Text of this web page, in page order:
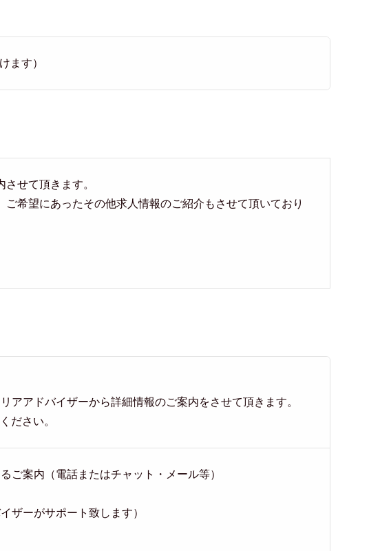
ます）
せて頂きます。
希望にあったその他求人情報のご紹介もさせて頂いており
アアドバイザーから詳細情報のご案内をさせて頂きます。
ださい。
ご案内（電話またはチャット・メール等）
ザーがサポート致します）